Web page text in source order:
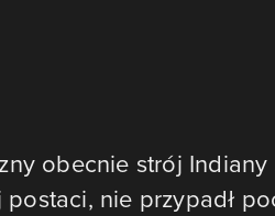
obecnie strój
nie przypadł